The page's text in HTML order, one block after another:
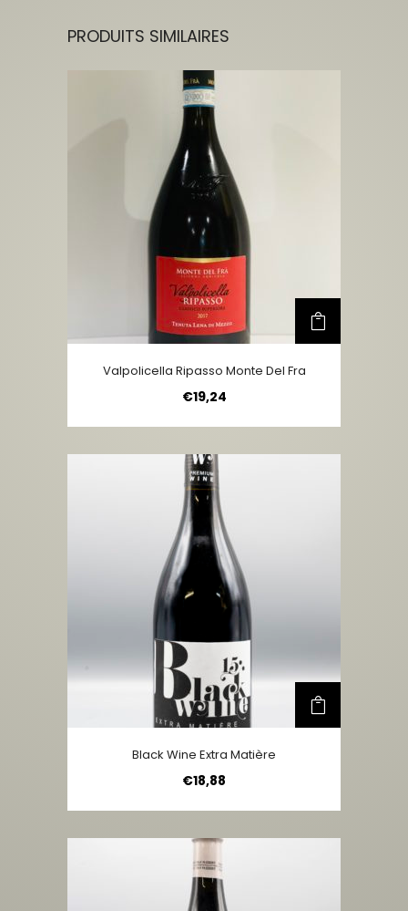
PRODUITS SIMILAIRES
Valpolicella Ripasso Monte Del Fra
€19,24
Black Wine Extra Matière
€18,88